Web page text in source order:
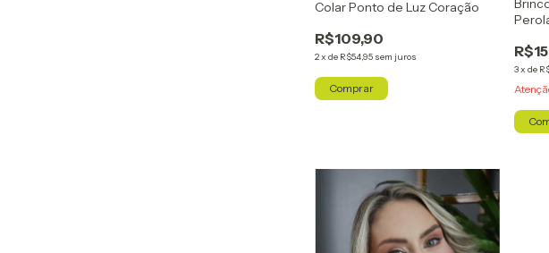
Colar Ponto de Luz Coração
R$109,90
2xde R$54,95 sem juros
Comprar
3x de